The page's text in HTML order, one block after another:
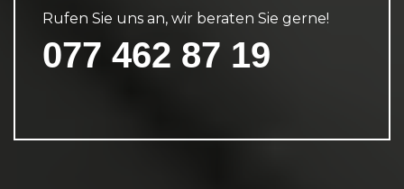
Rufen Sie uns an, wir beraten Sie gerne!
077 462 87 19